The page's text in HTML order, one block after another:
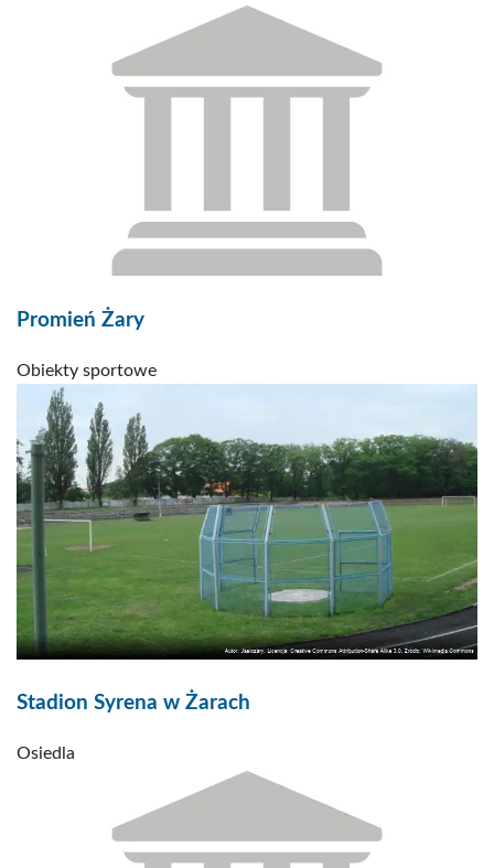
Promień Żary
Obiekty sportowe
Stadion Syrena w Żarach
Osiedla